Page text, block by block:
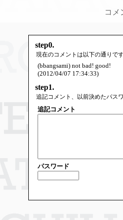
コメ
step0.
現在のコメントは以下の通りで
(bbangsami) not bad! good!
(2012/04/07 17:34:33)
step1.
追記コメント、以前決めたパス
追記コメント
パスワード